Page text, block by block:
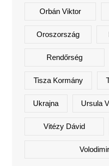
Orbán Viktor
Oroszország
Rendőrség
Tisza Kormány
Ukrajna Ursula
Vitézy Dávid